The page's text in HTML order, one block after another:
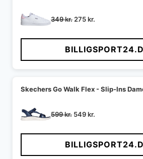
349kr. Den
pris
var:
349 kr..
275kr.
pris
er:
275 kr..
Skechers Go Walk Flex - Slip-Ins
599kr. Den
pris
var:
599 kr..
549kr.
pris
er:
549 kr..